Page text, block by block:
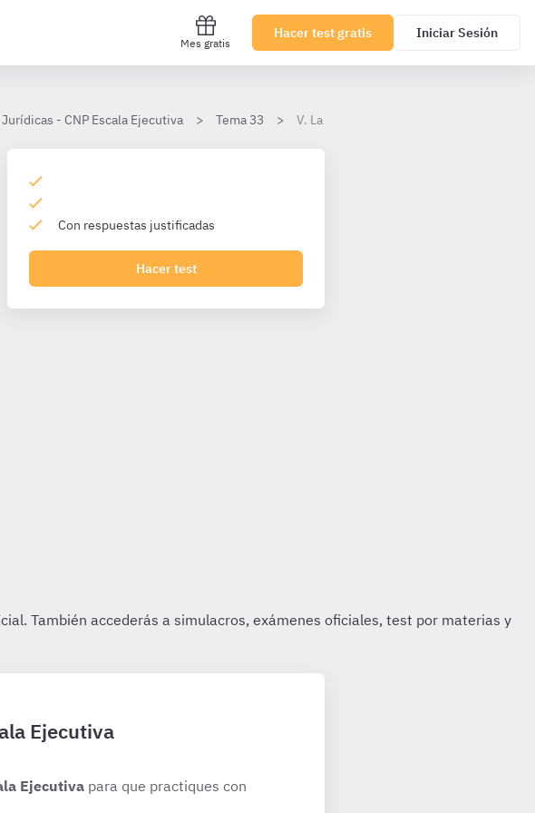
Mes gratis
Hacer test gratis Iniciar Sesión
- CNP Escala Ejecutiva Tema 33 V. La extinción de la responsabilidad
Con respuestas justificadas
Hacer test
Ejecutiva
Ejecutivapara que practiques con